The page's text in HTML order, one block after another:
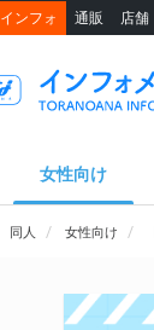
インフォ 通販 店舗
女性向け
同人 女性向け